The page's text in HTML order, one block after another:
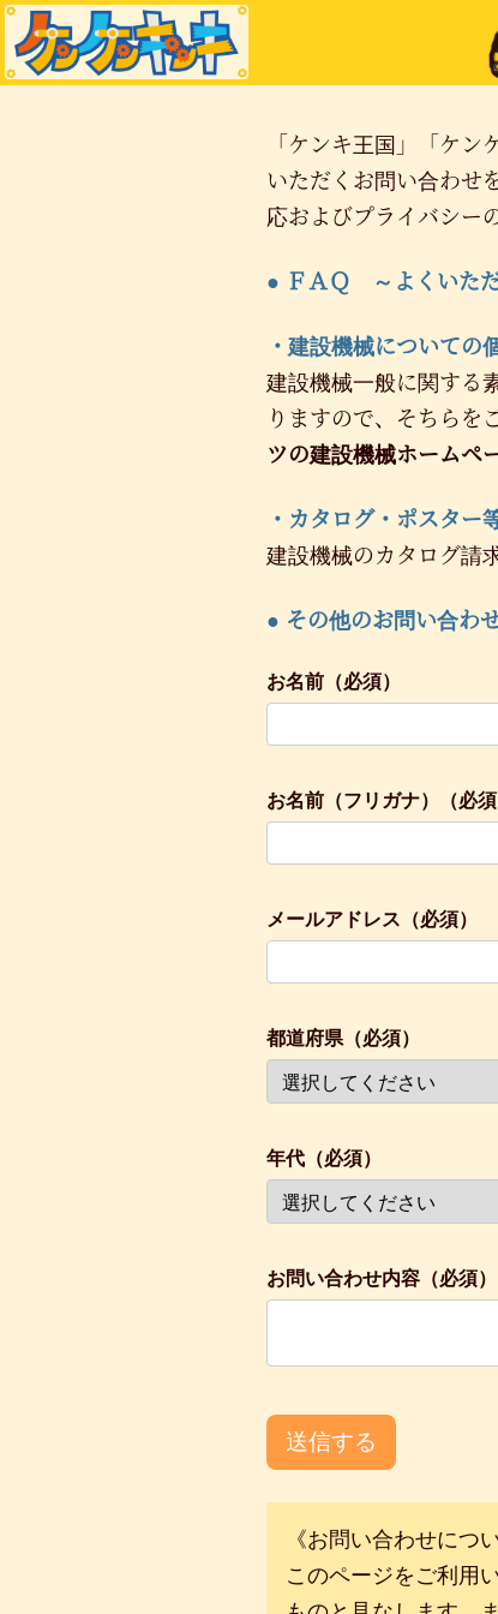
「ケンキ王国」「ケ
いただくお問い合わせ
応およびプライバシー
● ＦＡＱ ～よくいた
・建設機械についての
建設機械一般に関する
りますので、そちらを
ツの建設機械ホームペ
・カタログ・ポスター
建設機械のカタログ請
● その他のお問い合わ
お名前（必須）
お名前（フリガナ）（必須
メールアドレス（必須）
都道府県（必須）
年代（必須）
お問い合わせ内容（必須）
送信する
《お問い合わせにつ
このページをご利用